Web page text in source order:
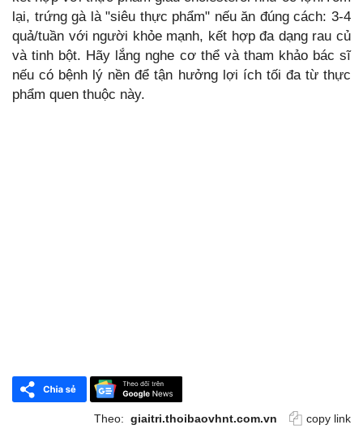
lại, trứng gà là "siêu thực phẩm" nếu ăn đúng cách: 3-4
quả/tuần với người khỏe mạnh, kết hợp đa dạng rau củ
và tinh bột. Hãy lắng nghe cơ thể và tham khảo bác sĩ
nếu có bệnh lý nền để tận hưởng lợi ích tối đa từ thực
phẩm quen thuộc này.
Theo: giaitri.thoibaovhnt.com.vn copy link